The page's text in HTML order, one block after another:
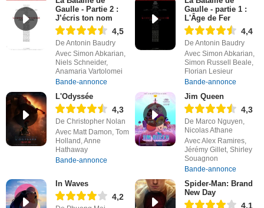
Gaulle - Partie 2 :
J’écris ton nom
4,5
De Antonin Baudry
Avec Simon Abkarian,
Niels Schneider,
Anamaria Vartolomei
Bande-annonce
Gaulle - partie 1 :
L'Âge de Fer
4,4
De Antonin Baudry
Avec Simon Abkarian,
Simon Russell Beale,
Florian Lesieur
Bande-annonce
L'Odyssée
4,3
De Christopher Nolan
Avec Matt Damon, Tom
Holland, Anne
Hathaway
Bande-annonce
Jim Queen
4,3
De Marco Nguyen,
Nicolas Athane
Avec Alex Ramires,
Jérémy Gillet, Shirley
Souagnon
Bande-annonce
In Waves
4,2
Spider-Man: Brand
New Day
4,1